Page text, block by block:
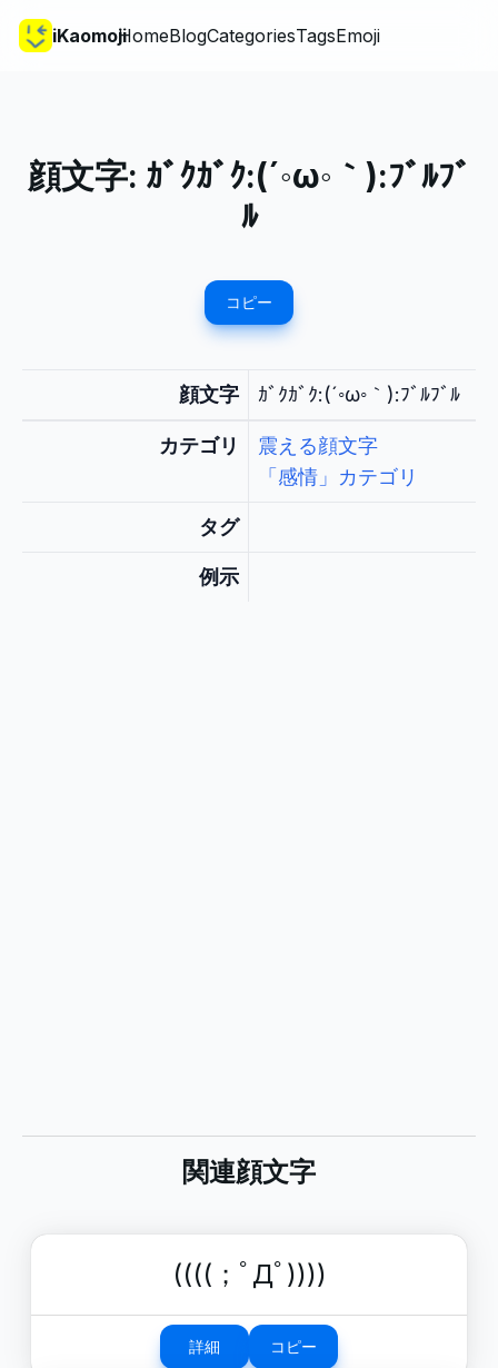
iKaomojiHomeBlogCategoriesTagsEmoji
顔文字: ｶﾞｸｶﾞｸ:(´◦ω◦｀):ﾌﾞﾙﾌﾞ
ﾙ
コピー
顔文字 ｶﾞｸｶﾞｸ:(´◦ω◦｀):ﾌﾞﾙﾌﾞﾙ
カテゴリ
震える顔文字
「感情」カテゴリ
タグ
例示
関連顔文字
((((；ﾟДﾟ))))
詳細 コピー